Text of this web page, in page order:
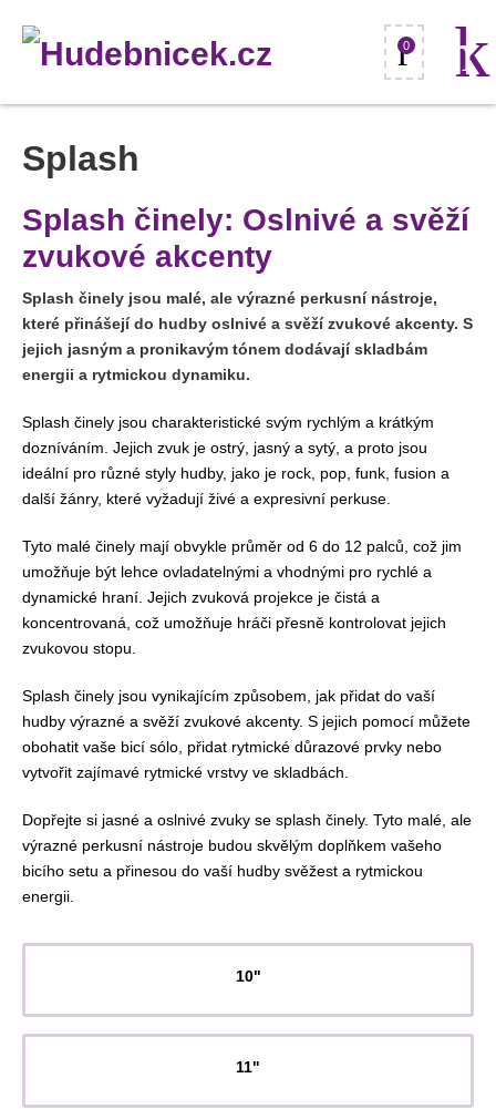
0
Splash
Splash činely: Oslnivé a svěží
zvukové akcenty
Splash činely jsou malé, ale výrazné perkusní nástroje,
které přinášejí do hudby oslnivé a svěží zvukové akcenty. S
jejich jasným a pronikavým tónem dodávají skladbám
energii a rytmickou dynamiku.
Splash činely jsou charakteristické svým rychlým a krátkým
dozníváním. Jejich zvuk je ostrý, jasný a sytý, a proto jsou
ideální pro různé styly hudby, jako je rock, pop, funk, fusion a
další žánry, které vyžadují živé a expresivní perkuse.
Tyto malé činely mají obvykle průměr od 6 do 12 palců, což jim
umožňuje být lehce ovladatelnými a vhodnými pro rychlé a
dynamické hraní. Jejich zvuková projekce je čistá a
koncentrovaná, což umožňuje hráči přesně kontrolovat jejich
zvukovou stopu.
Splash činely jsou vynikajícím způsobem, jak přidat do vaší
hudby výrazné a svěží zvukové akcenty. S jejich pomocí můžete
obohatit vaše bicí sólo, přidat rytmické důrazové prvky nebo
vytvořit zajímavé rytmické vrstvy ve skladbách.
Dopřejte si jasné a oslnivé zvuky se splash činely. Tyto malé, ale
výrazné perkusní nástroje budou skvělým doplňkem vašeho
bicího setu a přinesou do vaší hudby svěžest a rytmickou
energii.
10"
11"